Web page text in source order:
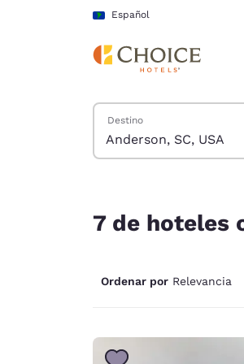
Pasar A Contenido Principal
Español
Buscar hoteles
Destino
7 de hoteles
Ordenar por Relevancia